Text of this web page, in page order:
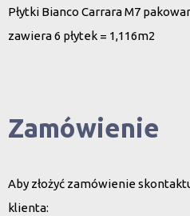
Płytki Bianco Carrara M7
zawiera 6 płytek = 1,116m2
Zamówienie
Aby złożyć zamówienie
klienta: